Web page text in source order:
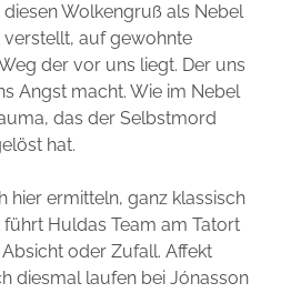
Wolkengruß als Nebel
verstellt, auf gewohnte
der vor uns liegt. Der uns
Angst macht. Wie im Nebel
das der Selbstmord
hat.
hier ermitteln, ganz klassisch
Huldas Team am Tatort
oder Zufall. Affekt
diesmal laufen bei Jónasson